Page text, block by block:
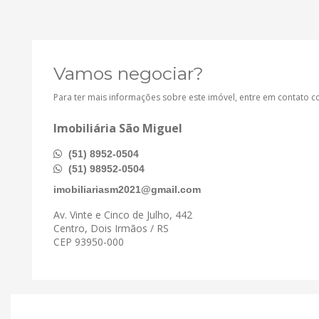
Vamos negociar?
Para ter mais informações sobre este imóvel, entre em contato
Imobiliária São Miguel
(51) 8952-0504
(51) 98952-0504
imobiliariasm2021@gmail.com
Av. Vinte e Cinco de Julho, 442
Centro, Dois Irmãos / RS
CEP 93950-000